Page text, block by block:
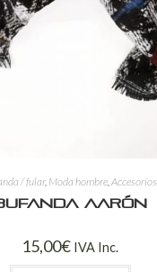
/ fular, Moda hombre,Accesorios
Aarón
15,00€ IVA Inc.